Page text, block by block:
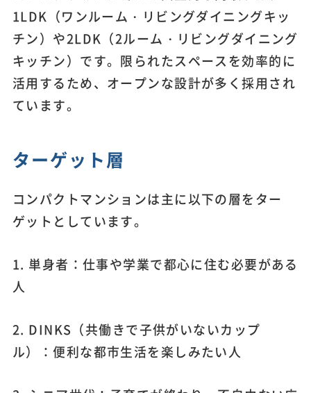
1LDK（ワンルーム・リビングダイニングキッ
チン）や2LDK（2ルーム・リビングダイニング
キッチン）です。限られたスペースを効率的に
活用するため、オープンな設計が多く採用され
ています。
ターゲット層
コンパクトマンションは主に以下の層をター
ゲットとしています。
1. 単身者：仕事や学業で都心に住む必要がある
人
2. DINKS（共働きで子供がいないカップ
ル）：便利な都市生活を楽しみたい人